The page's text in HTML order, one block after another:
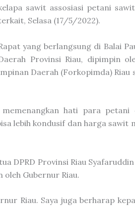
sawit assosiasi petani
Selasa (17/5/2022).
yang berlangsung di Balai
Provinsi Riau, dipimpin
Daerah (Forkopimda) Riau
hati para petani
lebih kondusif dan harga sawit
DPRD Provinsi Riau
oleh Gubernur Riau.
Riau. Saya juga berharap